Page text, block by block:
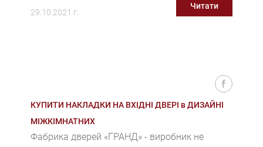
29.10.2021 г.
Читати
КУПИТИ НАКЛАДКИ НА ВХІДНІ ДВЕРІ в ДИЗАЙНІ
МІЖКІМНАТНИХ
Фабрика дверей «ГРАНД» - виробник не